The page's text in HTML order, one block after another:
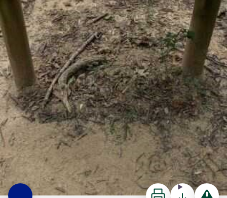
ImprimerTéléchargerSignaler